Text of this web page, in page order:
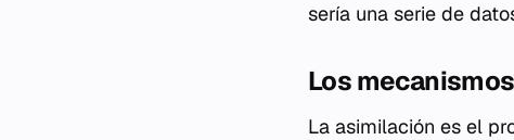
sería una serie de
Los
La asimilación es el